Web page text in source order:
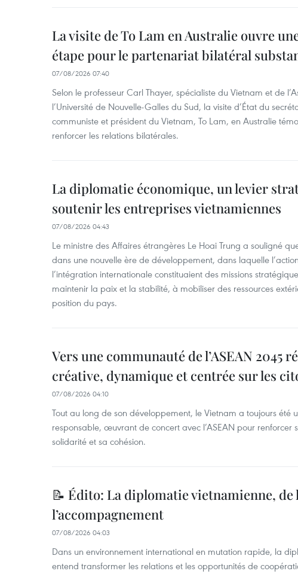
La visite de To Lam en Australie ouvre
étape pour le partenariat bilatéral
07/08/2026 07:40
Selon le professeur Carl Thayer, spécialiste du Vietnam et de
l’Université de Nouvelle-Galles du Sud, la visite d’État du
communiste et président du Vietnam, To Lam, en Australie
renforcer les relations bilatérales.
La diplomatie économique, un levier
soutenir les entreprises vietnamiennes
07/08/2026 04:43
Le ministre des Affaires étrangères Le Hoai Trung a souligné
dans une nouvelle ère de développement, dans laquelle
l’intégration internationale constituaient des missions
maintenir la paix et la stabilité, à mobiliser des ressources
position du pays.
Vers une communauté de l’ASEAN 2045
créative, dynamique et centrée sur les
07/08/2026 04:10
Tout au long de son développement, le Vietnam a toujours été
responsable, œuvrant de concert avec l’ASEAN pour renforcer
solidarité et sa cohésion.
📝 Édito: La diplomatie vietnamienne, de
l’accompagnement
07/08/2026 04:03
Dans un environnement international en mutation rapide, la
entend transformer les relations et les opportunités de